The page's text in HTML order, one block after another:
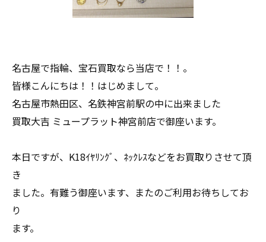
名古屋で指輪、宝石買取なら当店で！！。
皆様こんにちは！！はじめまして。
名古屋市熱田区、名鉄神宮前駅の中に出来ました
買取大吉 ミュープラット神宮前店で御座います。
本日ですが、K18ｲﾔﾘﾝｸﾞ、ﾈｯｸﾚｽなどをお買取りさせて頂
き
ました。有難う御座います、またのご利用お待ちしてお
り
ます。